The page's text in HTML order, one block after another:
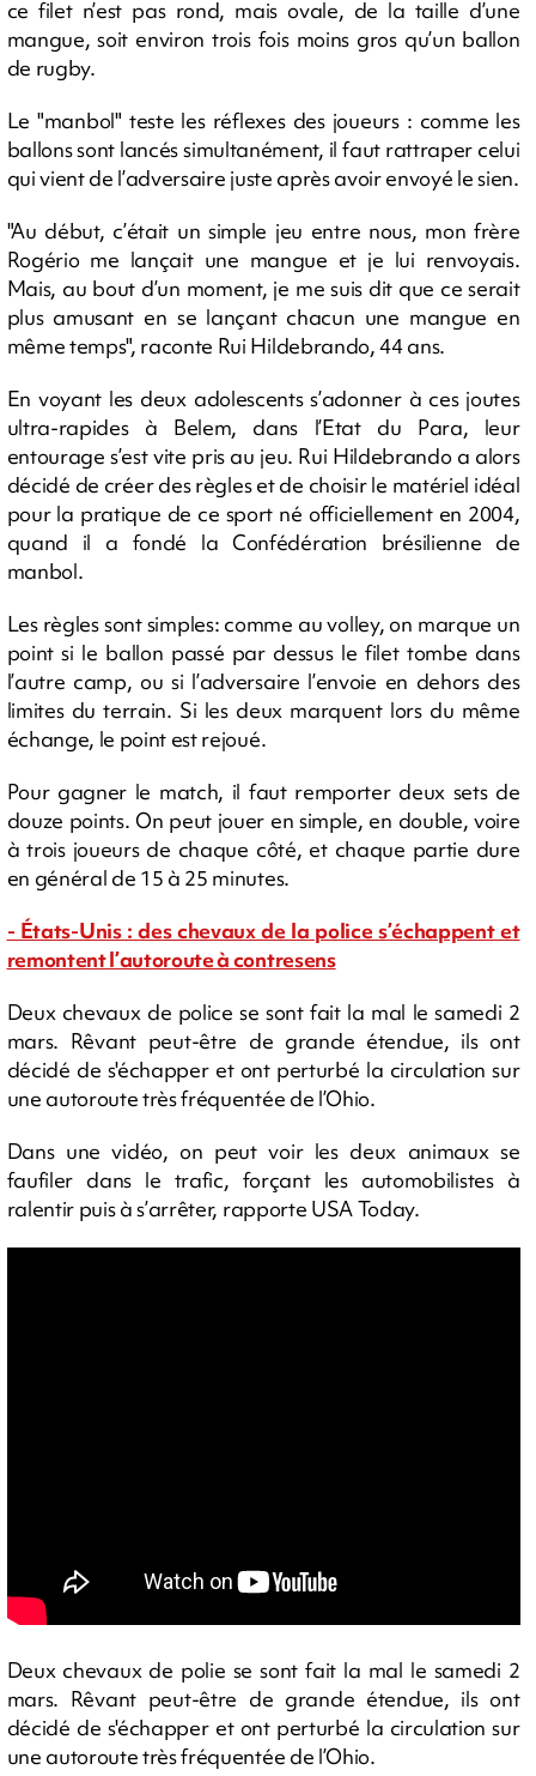
ce filet n’est pas rond, mais ovale, de la taille d’une
mangue, soit environ trois fois moins gros qu’un ballon
de rugby.
Le "manbol" teste les réflexes des joueurs : comme les
ballons sont lancés simultanément, il faut rattraper celui
qui vient de l’adversaire juste après avoir envoyé le sien.
"Au début, c’était un simple jeu entre nous, mon frère
Rogério me lançait une mangue et je lui renvoyais.
Mais, au bout d’un moment, je me suis dit que ce serait
plus amusant en se lançant chacun une mangue en
même temps", raconte Rui Hildebrando, 44 ans.
En voyant les deux adolescents s’adonner à ces joutes
ultra-rapides à Belem, dans l’Etat du Para, leur
entourage s’est vite pris au jeu. Rui Hildebrando a alors
décidé de créer des règles et de choisir le matériel idéal
pour la pratique de ce sport né officiellement en 2004,
quand il a fondé la Confédération brésilienne de
manbol.
Les règles sont simples: comme au volley, on marque un
point si le ballon passé par dessus le filet tombe dans
l’autre camp, ou si l’adversaire l’envoie en dehors des
limites du terrain. Si les deux marquent lors du même
échange, le point est rejoué.
Pour gagner le match, il faut remporter deux sets de
douze points. On peut jouer en simple, en double, voire
à trois joueurs de chaque côté, et chaque partie dure
en général de 15 à 25 minutes.
- États-Unis : des chevaux de la police s’échappent et
remontent l’autoroute à contresens
Deux chevaux de police se sont fait la mal le samedi 2
mars. Rêvant peut-être de grande étendue, ils ont
décidé de s'échapper et ont perturbé la circulation sur
une autoroute très fréquentée de l’Ohio.
Dans une vidéo, on peut voir les deux animaux se
faufiler dans le trafic, forçant les automobilistes à
ralentir puis à s’arrêter, rapporte USA Today.
Deux chevaux de polie se sont fait la mal le samedi 2
mars. Rêvant peut-être de grande étendue, ils ont
décidé de s'échapper et ont perturbé la circulation sur
une autoroute très fréquentée de l’Ohio.